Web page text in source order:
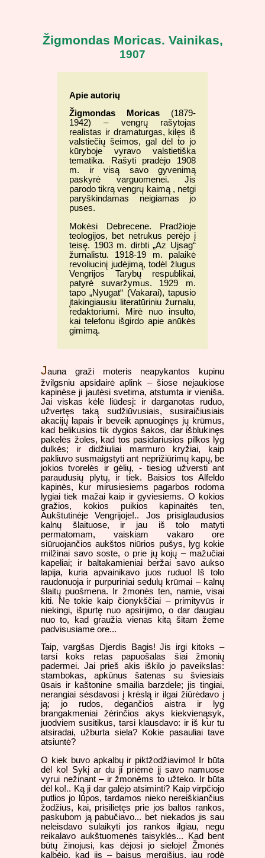
Žigmondas Moricas. Vainikas,
1907
Apie autorių
Žigmondas Moricas (1879-
1942) – vengrų rašytojas
realistas ir dramaturgas, kilęs iš
valstiečių šeimos, gal dėl to jo
kūryboje vyravo valstietiška
tematika. Rašyti pradėjo 1908
m. ir visą savo gyvenimą
paskyrė varguomenei. Jis
parodo tikrą vengrų kaimą , netgi
paryškindamas neigiamas jo
puses.
Mokėsi Debrecene. Pradžioje
teologijos, bet netrukus perėjo į
teisę. 1903 m. dirbti „Az Ujsag“
žurnalistu. 1918-19 m. palaikė
revoliucinį judėjimą, todėl žlugus
Vengrijos Tarybų respublikai,
patyrė suvaržymus. 1929 m.
tapo „Nyugat“ (Vakarai), tapusio
įtakingiausiu literatūriniu žurnalu,
redaktoriumi. Mirė nuo insulto,
kai telefonu išgirdo apie anūkės
gimimą.
Jauna graži moteris neapykantos kupinu
žvilgsniu apsidairė aplink – šiose nejaukiose
kapinėse ji jautėsi svetima, atstumta ir vieniša.
Jai viskas kėlė liūdesį: ir darganotas ruduo,
užvertęs taką sudžiūvusiais, susiraičiusiais
akacijų lapais ir beveik apnuoginęs jų krūmus,
kad belikusios tik dygios šakos, dar išblukinęs
pakelės žoles, kad tos pasidariusios pilkos lyg
dulkės; ir didžiuliai marmuro kryžiai, kaip
pakliuvo susmaigstyti ant neprižiūrimų kapų, be
jokios tvorelės ir gėlių, - tiesiog užversti ant
paraudusių plytų, ir tiek. Baisios tos Alfeldo
kapinės, kur mirusiesiems pagarbos rodoma
lygiai tiek mažai kaip ir gyviesiems. O kokios
gražios, kokios puikios kapinaitės ten,
Aukštutinėje Vengrijoje!.. Jos prisiglaudusios
kalnų šlaituose, ir jau iš tolo matyti
permatomam, vaiskiam vakaro ore
siūruojančios aukštos niūrios pušys, lyg kokie
milžinai savo soste, o prie jų kojų – mažučiai
kapeliai; ir baltakamieniai beržai savo aukso
lapija, kuria apvainikavo juos ruduo! Iš tolo
raudonuoja ir purpuriniai sedulų krūmai – kalnų
šlaitų puošmena. Ir žmonės ten, namie, visai
kiti. Ne tokie kaip čionykščiai – primityvūs ir
niekingi, išpurtę nuo apsirijimo, o dar daugiau
nuo to, kad graužia vienas kitą šitam žeme
padvisusiame ore...
Taip, vargšas Djerdis Bagis! Jis irgi kitoks –
tarsi koks retas papuošalas šiai žmonių
padermei. Jai prieš akis iškilo jo paveikslas:
stambokas, apkūnus šatenas su šviesiais
ūsais ir kaštonine smailia barzdele; jis tingiai,
nerangiai sėsdavosi į krėslą ir ilgai žiūrėdavo į
ją; jo rudos, degančios aistra ir lyg
brangakmeniai žėrinčios akys kiekvienąsyk,
juodviem susitikus, tarsi klausdavo: ir iš kur tu
atsiradai, užburta siela? Kokie pasauliai tave
atsiuntė?
O kiek buvo apkalbų ir piktžodžiavimo! Ir būta
dėl ko! Sykį ar du ji priėmė jį savo namuose
vyrui nežinant – ir žmonėms to užteko. Ir būta
dėl ko!.. Ką ji dar galėjo atsiminti? Kaip virpčiojo
putlios jo lūpos, tardamos nieko nereiškiančius
žodžius, kai, prisilietęs prie jos baltos rankos,
paskubom ją pabučiavo... bet niekados jis sau
neleisdavo sulaikyti jos rankos ilgiau, negu
reikalavo aukštuomenės taisyklės... Kad bent
būtų žinojusi, kas dėjosi jo sieloje! Žmonės
kalbėjo, kad jis – baisus mergišius, jau rodė